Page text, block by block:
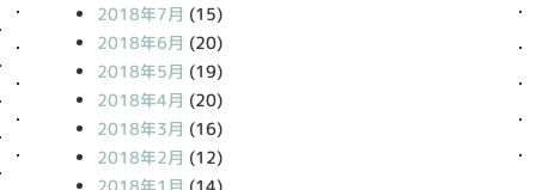
2018年7月 (15)
2018年6月 (20)
2018年5月 (19)
2018年4月 (20)
2018年3月 (16)
2018年2月 (12)